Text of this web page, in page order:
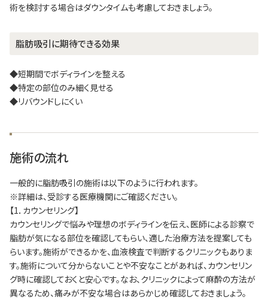
術を検討する場合はダウンタイムも考慮しておきましょう。
脂肪吸引に期待できる効果
◆短期間でボディラインを整える
◆特定の部位のみ細く見せる
◆リバウンドしにくい
施術の流れ
一般的に脂肪吸引の施術は以下のように行われます。
※詳細は、受診する医療機関にご確認ください。
【1．カウンセリング】
カウンセリングで悩みや理想のボディラインを伝え、医師による診察で
脂肪が気になる部位を確認してもらい、適した治療方法を提案しても
らいます。施術ができるかを、血液検査で判断するクリニックもありま
す。施術について分からないことや不安なことがあれば、カウンセリン
グ時に確認しておくと安心です。なお、クリニックによって麻酔の方法が
異なるため、痛みが不安な場合はあらかじめ確認しておきましょう。